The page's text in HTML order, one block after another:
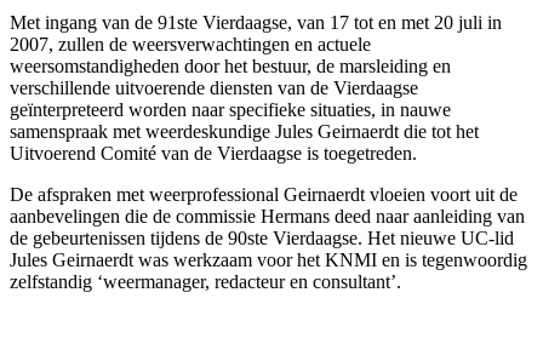
Met ingang van de 91ste Vierdaagse, van 17 tot en met 20 juli in
2007, zullen de weersverwachtingen en actuele
weersomstandigheden door het bestuur, de marsleiding en
verschillende uitvoerende diensten van de Vierdaagse
geïnterpreteerd worden naar specifieke situaties, in nauwe
samenspraak met weerdeskundige Jules Geirnaerdt die tot het
Uitvoerend Comité van de Vierdaagse is toegetreden.
De afspraken met weerprofessional Geirnaerdt vloeien voort uit de
aanbevelingen die de commissie Hermans deed naar aanleiding van
de gebeurtenissen tijdens de 90ste Vierdaagse. Het nieuwe UC-lid
Jules Geirnaerdt was werkzaam voor het KNMI en is tegenwoordig
zelfstandig ‘weermanager, redacteur en consultant’.